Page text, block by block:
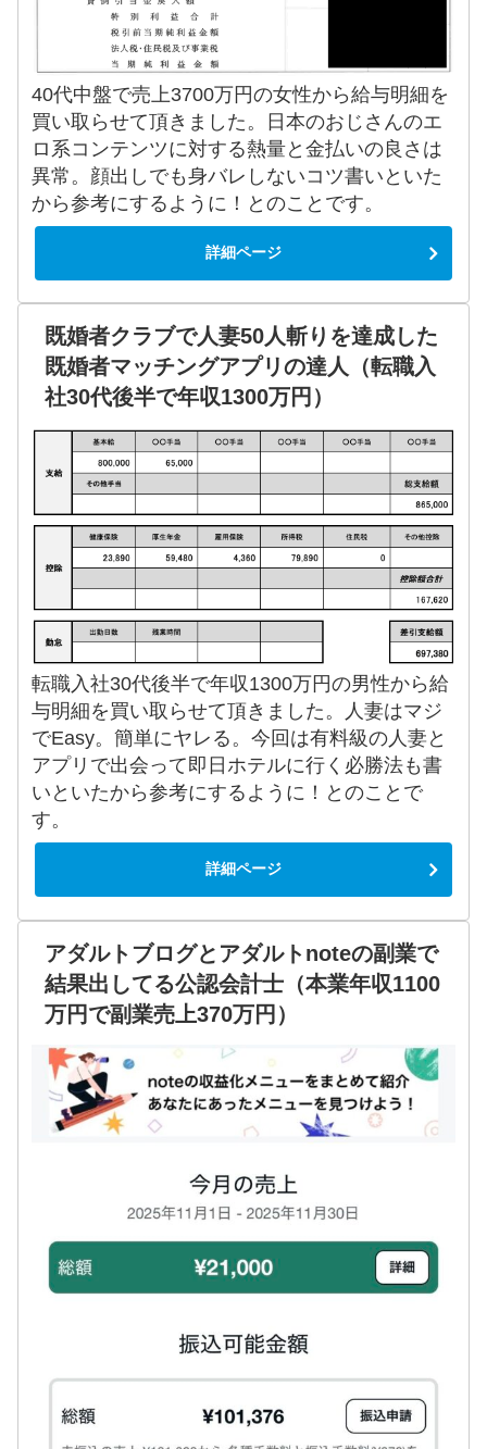
40代中盤で売上3700万円の女性から給与明細を
買い取らせて頂きました。日本のおじさんのエ
ロ系コンテンツに対する熱量と金払いの良さは
異常。顔出しでも身バレしないコツ書いといた
から参考にするように！とのことです。
詳細ページ
既婚者クラブで人妻50人斬りを達成した
既婚者マッチングアプリの達人（転職入
社30代後半で年収1300万円）
転職入社30代後半で年収1300万円の男性から給
与明細を買い取らせて頂きました。人妻はマジ
でEasy。簡単にヤレる。今回は有料級の人妻と
アプリで出会って即日ホテルに行く必勝法も書
いといたから参考にするように！とのことで
す。
詳細ページ
アダルトブログとアダルトnoteの副業で
結果出してる公認会計士（本業年収1100
万円で副業売上370万円）